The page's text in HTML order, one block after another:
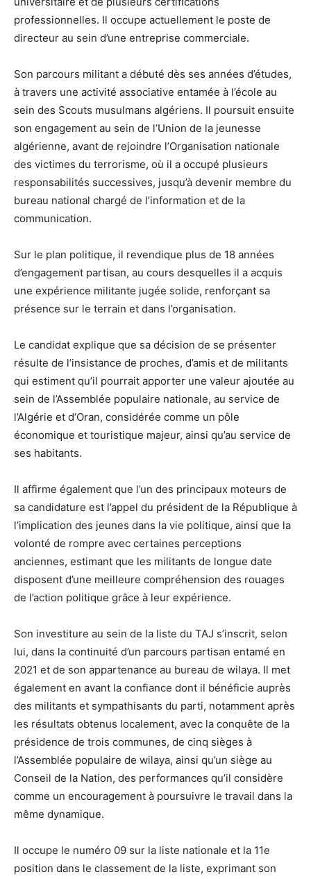
professionnelles. Il occupe actuellement le poste de
directeur au sein d’une entreprise commerciale.
Son parcours militant a débuté dès ses années d’études,
à travers une activité associative entamée à l’école au
sein des Scouts musulmans algériens. Il poursuit ensuite
son engagement au sein de l’Union de la jeunesse
algérienne, avant de rejoindre l’Organisation nationale
des victimes du terrorisme, où il a occupé plusieurs
responsabilités successives, jusqu’à devenir membre du
bureau national chargé de l’information et de la
communication.
Sur le plan politique, il revendique plus de 18 années
d’engagement partisan, au cours desquelles il a acquis
une expérience militante jugée solide, renforçant sa
présence sur le terrain et dans l’organisation.
Le candidat explique que sa décision de se présenter
résulte de l’insistance de proches, d’amis et de militants
qui estiment qu’il pourrait apporter une valeur ajoutée au
sein de l’Assemblée populaire nationale, au service de
l’Algérie et d’Oran, considérée comme un pôle
économique et touristique majeur, ainsi qu’au service de
ses habitants.
Il affirme également que l’un des principaux moteurs de
sa candidature est l’appel du président de la République à
l’implication des jeunes dans la vie politique, ainsi que la
volonté de rompre avec certaines perceptions
anciennes, estimant que les militants de longue date
disposent d’une meilleure compréhension des rouages
de l’action politique grâce à leur expérience.
Son investiture au sein de la liste du TAJ s’inscrit, selon
lui, dans la continuité d’un parcours partisan entamé en
2021 et de son appartenance au bureau de wilaya. Il met
également en avant la confiance dont il bénéficie auprès
des militants et sympathisants du parti, notamment après
les résultats obtenus localement, avec la conquête de la
présidence de trois communes, de cinq sièges à
l’Assemblée populaire de wilaya, ainsi qu’un siège au
Conseil de la Nation, des performances qu’il considère
comme un encouragement à poursuivre le travail dans la
même dynamique.
Il occupe le numéro 09 sur la liste nationale et la 11e
position dans le classement de la liste, exprimant son